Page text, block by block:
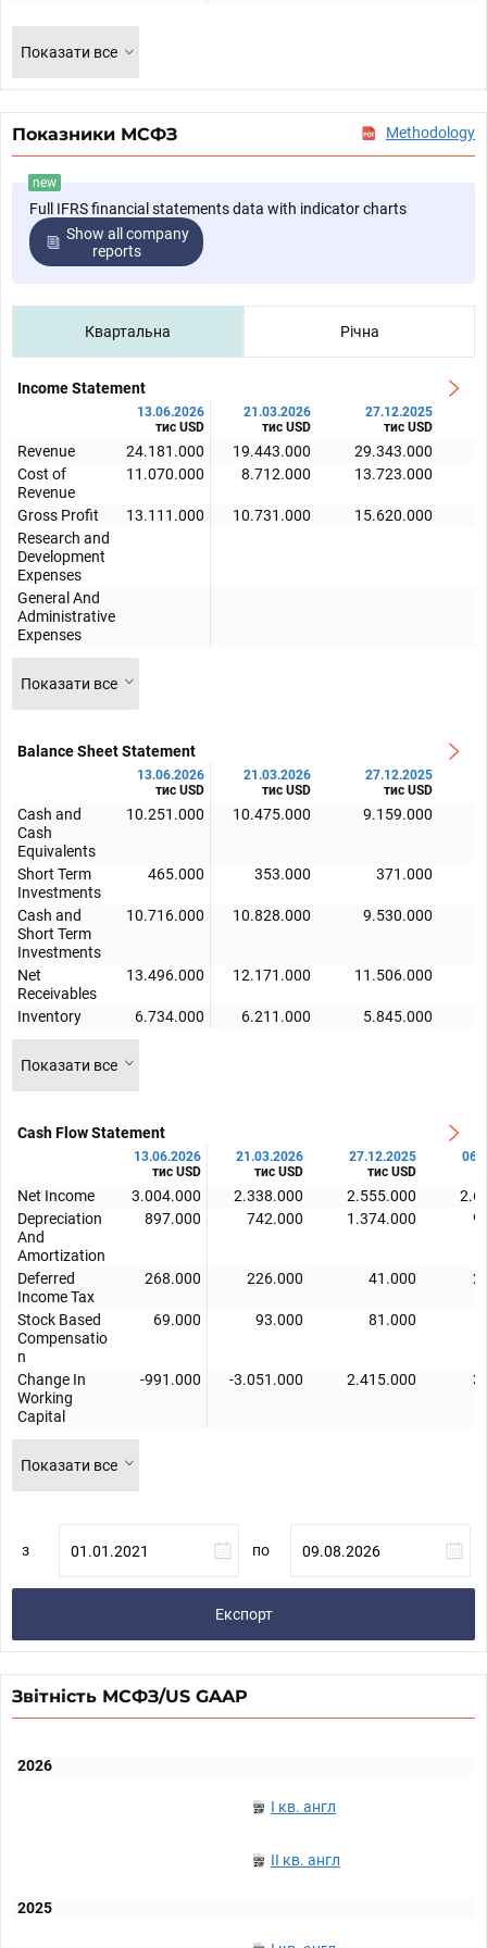
Показати все
Показники МСФЗ Methodology
new
Full IFRS financial statements data with indicator charts
Show all company
reports
Квартальна Річна
Income Statement
13.06.2026
тис USD
21.03.2026
тис USD
27.12.2025
тис USD
Revenue 24.181.000 19.443.000 29.343.000
Cost of
Revenue
11.070.000 8.712.000 13.723.000
Gross Profit 13.111.000 10.731.000 15.620.000
Research and
Development
Expenses
General And
Administrative
Expenses
Показати все
Balance Sheet Statement
13.06.2026
тис USD
21.03.2026
тис USD
27.12.2025
тис USD
Cash and
Cash
Equivalents
10.251.000 10.475.000 9.159.000
Short Term
Investments
465.000 353.000 371.000
Cash and
Short Term
Investments
10.716.000 10.828.000 9.530.000
Net
Receivables
13.496.000 12.171.000 11.506.000
Inventory 6.734.000 6.211.000 5.845.000
Показати все
Cash Flow Statement
13.06.2026
тис USD
21.03.2026
тис USD
27.12.2025
тис USD
Net Income 3.004.000 2.338.000 2.555.000
Depreciation
And
Amortization
897.000 742.000 1.374.000
Deferred
Income Tax
268.000 226.000 41.000
Stock Based
Compensatio
n
69.000 93.000 81.000
Change In
Working
Capital
-991.000 -3.051.000 2.415.000
Показати все
з по
Експорт
Звітність МСФЗ/US GAAP
2026
I кв. англ
II кв. англ
2025